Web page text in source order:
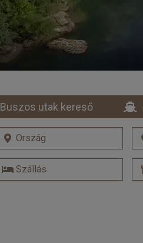
Buszos utak kereső